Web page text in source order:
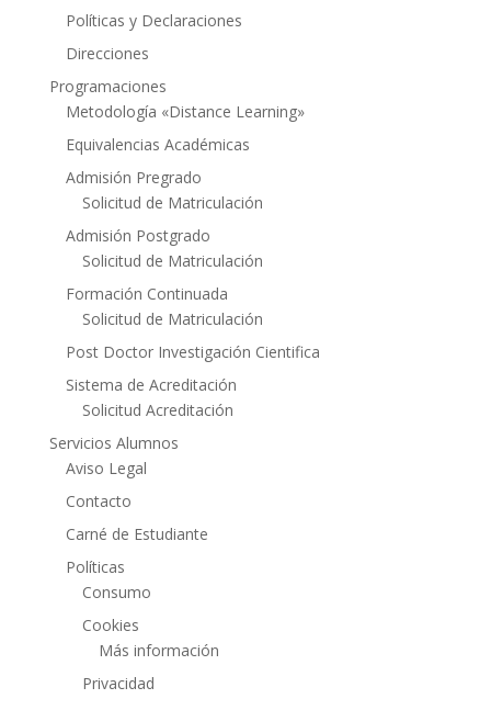
Políticas y Declaraciones
Direcciones
Programaciones
Metodología «Distance Learning»
Equivalencias Académicas
Admisión Pregrado
Solicitud de Matriculación
Admisión Postgrado
Solicitud de Matriculación
Formación Continuada
Solicitud de Matriculación
Post Doctor Investigación Cientifica
Sistema de Acreditación
Solicitud Acreditación
Servicios Alumnos
Aviso Legal
Contacto
Carné de Estudiante
Políticas
Consumo
Cookies
Más información
Privacidad